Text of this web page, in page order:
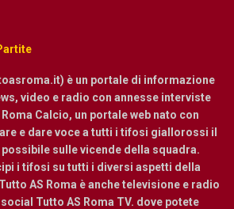
è un portale di informazione
video e radio con annesse interviste
Calcio, un portale web nato con
e dare voce a tutti i tifosi giallorossi il
sulle vicende della squadra.
i tifosi su tutti i diversi aspetti della
AS Roma è anche televisione e radio
Tutto AS Roma TV. dove potete